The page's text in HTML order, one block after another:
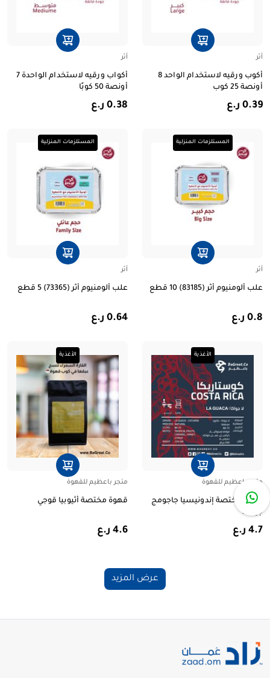
أثر
أكوب ورقيه لاستخدام الواحد 8
أونصة 25 كوب
0.39 ر.ع
أثر
أكواب ورقيه لاستخدام الواحدة 7
أونصة 50 كوبًا
0.38 ر.ع
المستلزمات المنزلية
أثر
علب ألومنيوم أثر (83185) 10 قطع
0.8 ر.ع
المستلزمات المنزلية
أثر
علب ألومنيوم أثر (73365) 5 قطع
0.64 ر.ع
الأغذية
متجر باعظيم للقهوة
قهوة مختصة إندونيسيا جاجومج
جيجت
4.7 ر.ع
الأغذية
متجر باعظيم للقهوة
قهوة مختصة أثيوبيا قوجي
4.6 ر.ع
عرض المزيد